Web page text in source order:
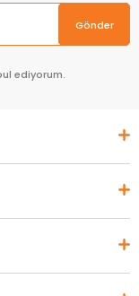
Gönder
ediyorum.